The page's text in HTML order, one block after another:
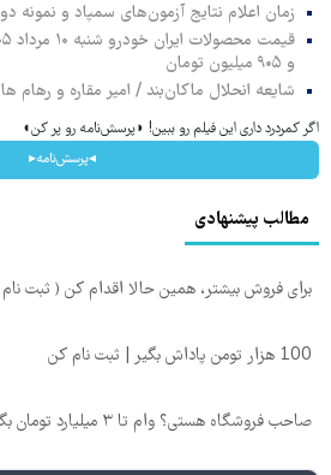
زمان اعلام نتایج آزمون‌های سمپاد و
و ۹۰۵ میلیون تومان
شایعه انحلال ماکان‌بند / امیر مقاره و رهام
اگر کمردرد داری این فیلم رو ببین! ◗پرسش‌نامه رو پر کن◖
◂پرسش‌نامه▸
مطالب پیشنهادی
برای فروش بیشتر، همین حالا اقدام کن ( ثبت
100 هزار تومن پاداش بگیر | ثبت نام کن
صاحب فروشگاه هستی؟ وام تا ۳ میلیارد تومان بگیر